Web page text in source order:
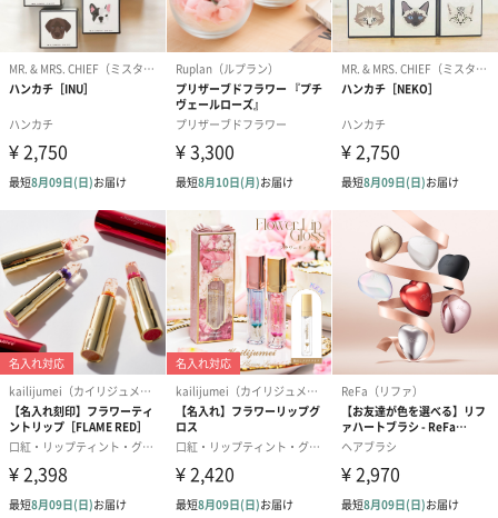
ブライダルロリポップ
ドレス（いちご味)
（1,122円）
ブライダルロリポップ
タキシード（コーラ味)
（1,122円）
夫婦箸と箸置
（2,420円）
生花
生花のブーケを同梱します。
※9-15時にご注文いただく場合、最短のお届け可能日が通常より
も1日遅くなります。
シーズンブーケ（ひま
わり）（1,880円）
ブーケ（ホワイトグリ
ーン）（1,650円）
ブーケ（ピン
（1,650円）